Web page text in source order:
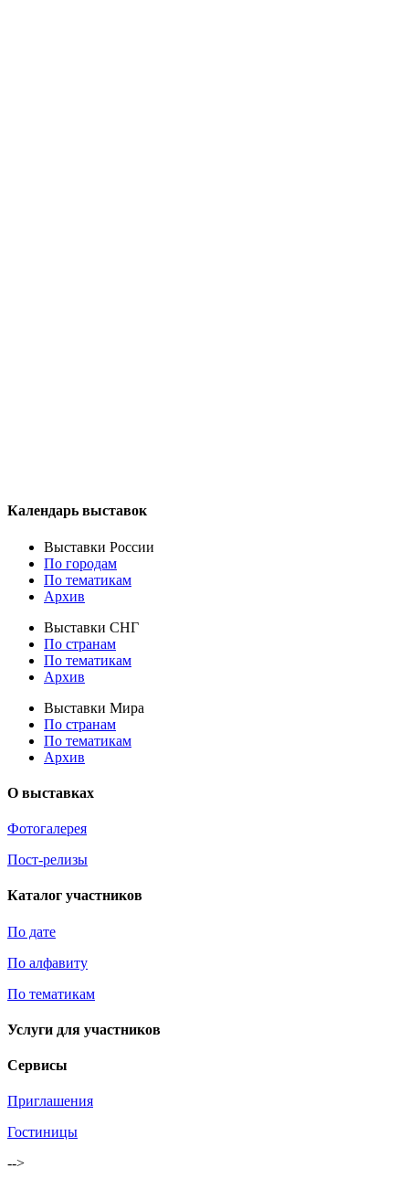
Календарь выставок
Выставки России
По городам
По тематикам
Архив
Выставки СНГ
По странам
По тематикам
Архив
Выставки Мира
По странам
По тематикам
Архив
О выставках
Фотогалерея
Пост-релизы
Каталог участников
По дате
По алфавиту
По тематикам
Услуги для участников
Сервисы
Приглашения
Гостиницы
-->